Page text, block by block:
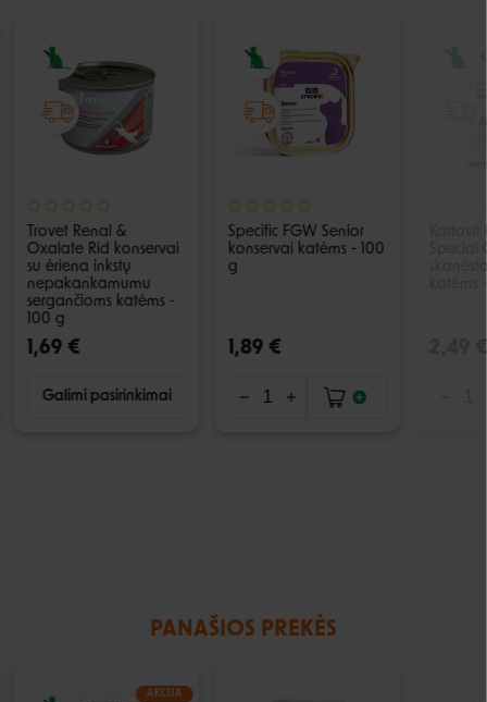
Trovet Renal &
Oxalate Rid konservai
su ėriena inkstų
nepakankamumu
sergančioms katėms -
100 g
1,69 €
Galimi pasirinkimai
Specific FGW Senior
konservai katėms - 100
g
1,89 €
Special
katėms
2,49 €
PANAŠIOS PREKĖS
AKCIJA